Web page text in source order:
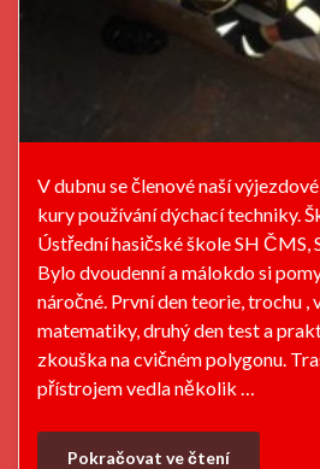
V dubnu se členové naší
kury používání dýchací techniky.
Ústřední hasičské škole SH ČMS,
Bylo dvoudenní a málokdo si
náročné. První den teorie, trochu ,
matematiky, druhý den test a
zkouška na cvičném polygonu.
přístrojem vedla několik …
Pokračovat ve čtení